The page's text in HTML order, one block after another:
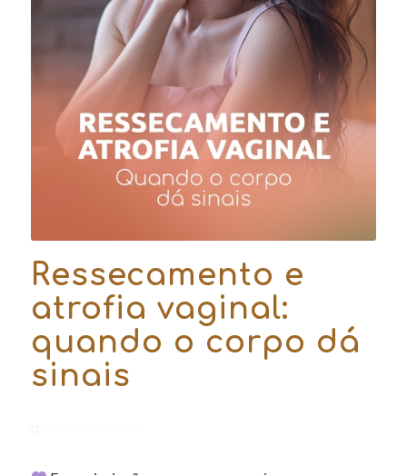
Ressecamento e
atrofia vaginal:
quando o corpo dá
sinais